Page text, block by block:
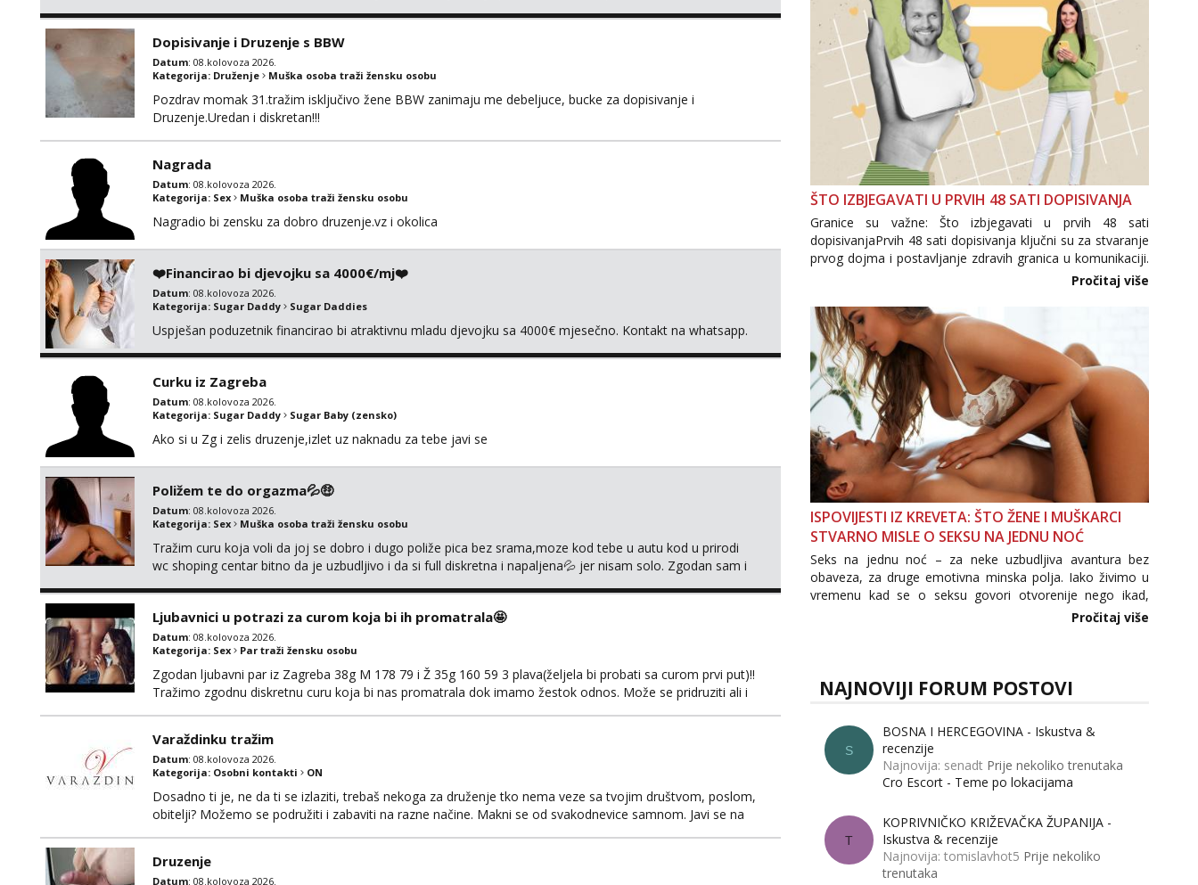
Dopisivanje i Druzenje s BBW
Datum: 08.kolovoza 2026.
Kategorija: Druženje Muška osoba traži žensku osobu
Pozdrav momak 31.tražim isključivo žene BBW zanimaju me debeljuce, bucke za dopisivanje i
Druzenje.Uredan i diskretan!!!
Nagrada
Datum: 08.kolovoza 2026.
Kategorija: Sex Muška osoba traži žensku osobu
Nagradio bi zensku za dobro druzenje.vz i okolica
❤️Financirao bi djevojku sa 4000€/mj❤️
Datum: 08.kolovoza 2026.
Kategorija: Sugar Daddy Sugar Daddies
Uspješan poduzetnik financirao bi atraktivnu mladu djevojku sa 4000€ mjesečno. Kontakt na whatsapp.
Curku iz Zagreba
Datum: 08.kolovoza 2026.
Kategorija: Sugar Daddy Sugar Baby (zensko)
Ako si u Zg i zelis druzenje,izlet uz naknadu za tebe javi se
Poližem te do orgazma💦🤑
Datum: 08.kolovoza 2026.
Kategorija: Sex Muška osoba traži žensku osobu
Tražim curu koja voli da joj se dobro i dugo poliže pica bez srama,moze kod tebe u autu kod u prirodi
wc shoping centar bitno da je uzbudljivo i da si full diskretna i napaljena💦 jer nisam solo. Zgodan sam i
Ljubavnici u potrazi za curom koja bi ih promatrala🤩
Datum: 08.kolovoza 2026.
Kategorija: Sex Par traži žensku osobu
Zgodan ljubavni par iz Zagreba 38g M 178 79 i Ž 35g 160 59 3 plava(željela bi probati sa curom prvi put)!!
Tražimo zgodnu diskretnu curu koja bi nas promatrala dok imamo žestok odnos. Može se pridruziti ali i
Varaždinku tražim
Datum: 08.kolovoza 2026.
Kategorija: Osobni kontakti ON
Dosadno ti je, ne da ti se izlaziti, trebaš nekoga za druženje tko nema veze sa tvojim društvom, poslom,
obitelji? Možemo se podružiti i zabaviti na razne načine. Makni se od svakodnevice samnom. Javi se na
Druzenje
Datum: 08.kolovoza 2026.
ŠTO IZBJEGAVATI U PRVIH 48 SATI DOPISIVANJA
Granice su važne: Što izbjegavati u prvih 48 sati
dopisivanjaPrvih 48 sati dopisivanja ključni su za stvaranje
prvog dojma i postavljanje zdravih granica u komunikaciji.
Važno je izbjeći prebrzo otkrivanje osobnih ili intimnih
informacija, jer nepoznata osoba još nije zaslužila to
povjerenje. Takođe...
Pročitaj više
ISPOVIJESTI IZ KREVETA: ŠTO ŽENE I MUŠKARCI
STVARNO MISLE O SEKSU NA JEDNU NOĆ
Seks na jednu noć – za neke uzbudljiva avantura bez
obaveza, za druge emotivna minska polja. Iako živimo u
vremenu kad se o seksu govori otvorenije nego ikad,
tema „jedne noći strasti“ i dalje izaziva burne rasprave. Što
Pročitaj više
NAJNOVIJI FORUM POSTOVI
S
BOSNA I HERCEGOVINA - Iskustva &
recenzije
Najnovija: senadt Prije nekoliko trenutaka
Cro Escort - Teme po lokacijama
T
KOPRIVNIČKO KRIŽEVAČKA ŽUPANIJA -
Iskustva & recenzije
Najnovija: tomislavhot5 Prije nekoliko
trenutaka